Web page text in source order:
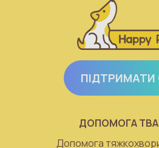
ДОПОМОГА
Допомога